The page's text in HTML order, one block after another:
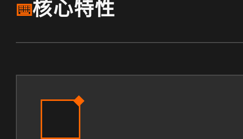
⌨️核心特性